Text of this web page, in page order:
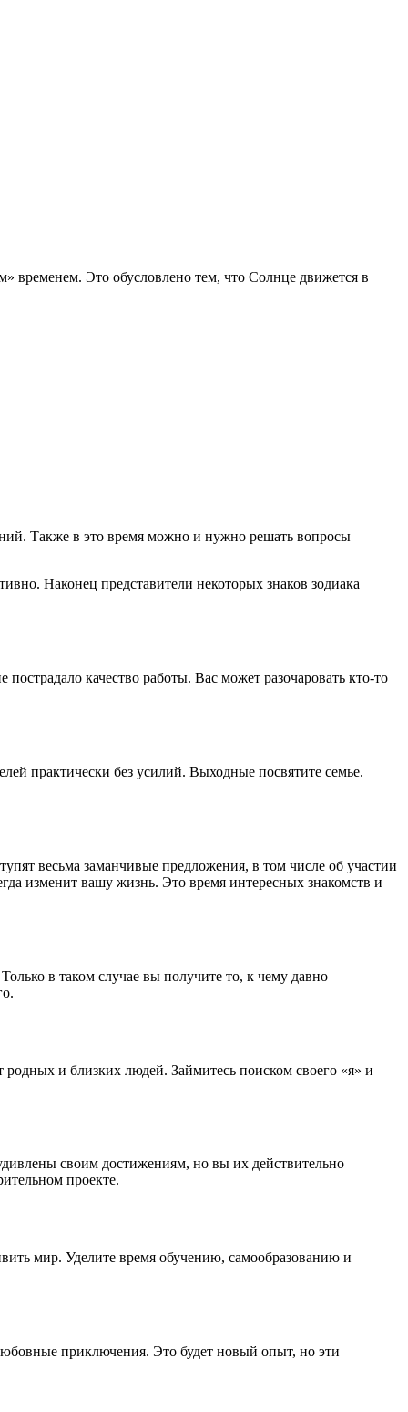
временем. Это обусловлено тем, что Солнце движется в
Также в это время можно и нужно решать вопросы
Наконец представители некоторых знаков зодиака
качество работы. Вас может разочаровать кто-то
практически без усилий. Выходные посвятите семье.
весьма заманчивые предложения, в том числе об участии
изменит вашу жизнь. Это время интересных знакомств и
в таком случае вы получите то, к чему давно
и близких людей. Займитесь поиском своего «я» и
своим достижениям, но вы их действительно
проекте.
мир. Уделите время обучению, самообразованию и
приключения. Это будет новый опыт, но эти